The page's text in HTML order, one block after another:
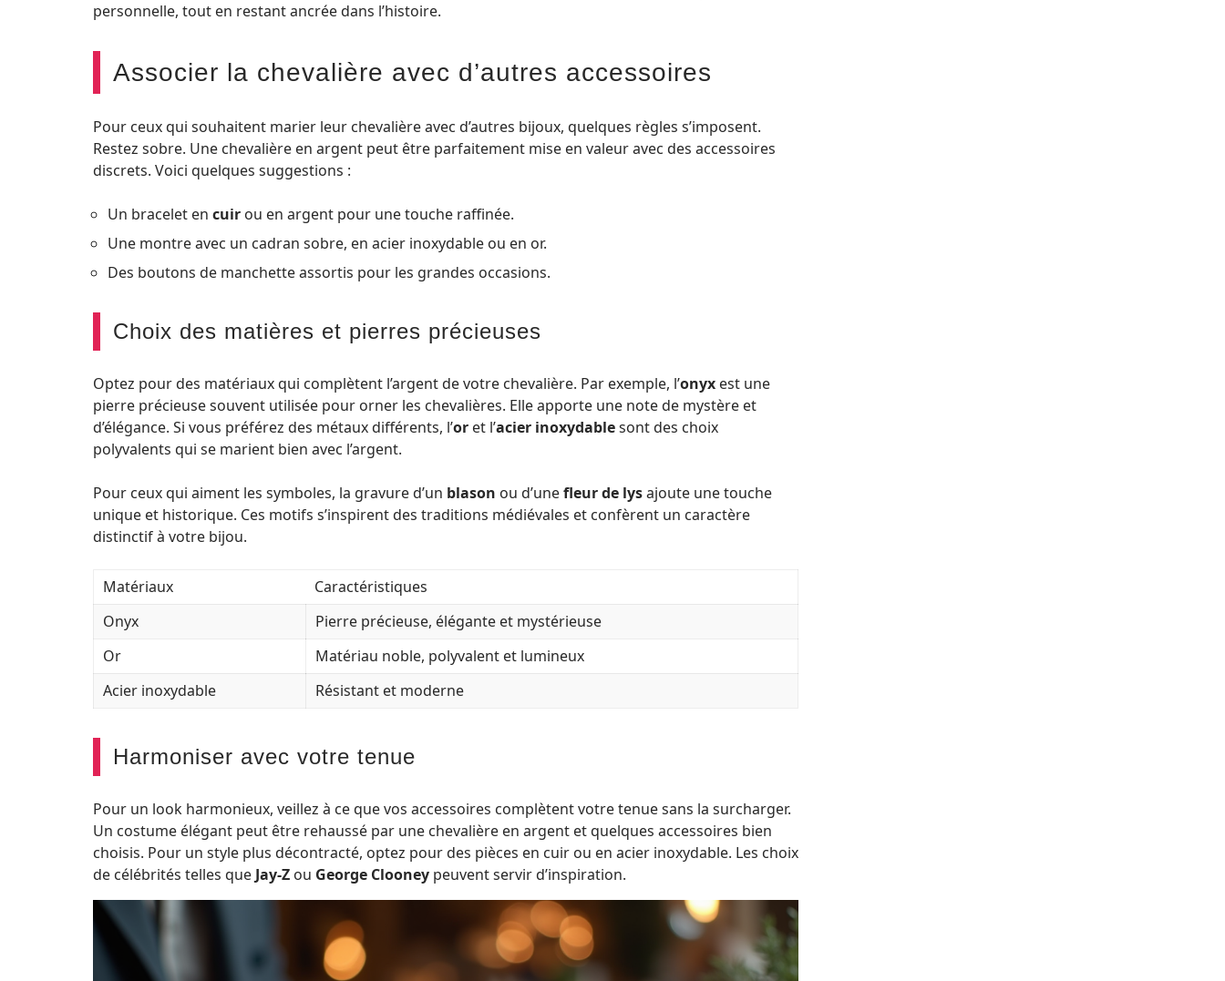
personnelle, tout en restant ancrée dans l’histoire.
Associer la chevalière avec d’autres accessoires
Pour ceux qui souhaitent marier leur chevalière avec d’autres bijoux, quelques règles s’imposent.
Restez sobre. Une chevalière en argent peut être parfaitement mise en valeur avec des accessoires
discrets. Voici quelques suggestions :
Un bracelet en cuir ou en argent pour une touche raffinée.
Une montre avec un cadran sobre, en acier inoxydable ou en or.
Des boutons de manchette assortis pour les grandes occasions.
Choix des matières et pierres précieuses
Optez pour des matériaux qui complètent l’argent de votre chevalière. Par exemple, l’onyx est une
pierre précieuse souvent utilisée pour orner les chevalières. Elle apporte une note de mystère et
d’élégance. Si vous préférez des métaux différents, l’or et l’acier inoxydablesont des choix
polyvalents qui se marient bien avec l’argent.
Pour ceux qui aiment les symboles, la gravure d’un blason ou d’unefleur de lysajoute une touche
unique et historique. Ces motifs s’inspirent des traditions médiévales et confèrent un caractère
distinctif à votre bijou.
Matériaux
Caractéristiques
Onyx
Pierre précieuse, élégante et mystérieuse
Or
Matériau noble, polyvalent et lumineux
Acier inoxydable
Résistant et moderne
Harmoniser avec votre tenue
Pour un look harmonieux, veillez à ce que vos accessoires complètent votre tenue sans la surcharger.
Un costume élégant peut être rehaussé par une chevalière en argent et quelques accessoires bien
choisis. Pour un style plus décontracté, optez pour des pièces en cuir ou en acier inoxydable. Les choix
de célébrités telles que Jay-Z ou George Clooney peuvent servir d’inspiration.